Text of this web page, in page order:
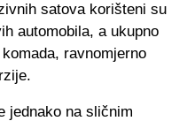
satova korišteni su
automobila, a ukupno
ravnomjerno
jednako na sličnim